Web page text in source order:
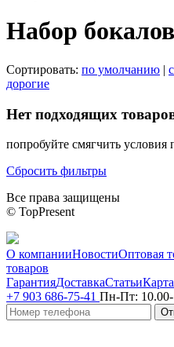
Набор
Сортировать: по умолчанию |
дорогие
Нет подходящих
попробуйте смягчить условия
Сбросить фильтры
Все права защищены
© TopPresent
О компанииНовостиОптовая
товаров
ГарантияДоставкаСтатьи
+7 903 686-75-41 Пн-Пт: